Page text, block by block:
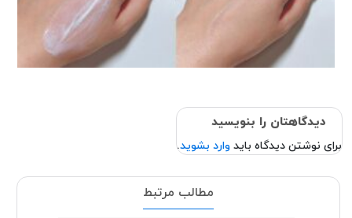
دیدگاهتان را بنویسید
برای نوشتن دیدگاه باید وارد بشوید.
مطالب مرتبط